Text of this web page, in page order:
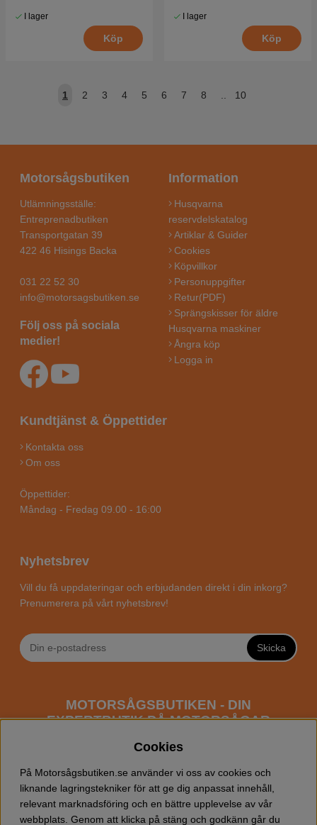
I lager
Köp
I lager
Köp
1 2 3 4 5 6 7 8 .. 10
Motorsågsbutiken
Utlämningsställe:
Entreprenadbutiken
Transportgatan 39
422 46 Hisings Backa
031 22 52 30
info@motorsagsbutiken.se
Följ oss på sociala
medier!
Information
Husqvarna
reservdelskatalog
Artiklar & Guider
Cookies
Köpvillkor
Personuppgifter
Retur(PDF)
Sprängskisser för äldre
Husqvarna maskiner
Ångra köp
Logga in
Kundtjänst & Öppettider
Kontakta oss
Om oss
Öppettider:
Måndag - Fredag 09.00 - 16:00
Nyhetsbrev
Vill du få uppdateringar och erbjudanden direkt i din inkorg?
Prenumerera på vårt nyhetsbrev!
Skicka
MOTORSÅGSBUTIKEN - DIN
EXPERTBUTIK PÅ MOTORSÅGAR
fokus mot entusiaster och professionella användare av
motorsågar. Vi erbjuder ett brett sortiment av
Husqvarna motorsågarsamt alla tänkbaratillbehör
Cookies
På Motorsågsbutiken.se använder vi oss av cookies och
liknande lagringstekniker för att ge dig anpassat innehåll,
relevant marknadsföring och en bättre upplevelse av vår
webbplats. Genom att klicka på stäng och godkänn går du